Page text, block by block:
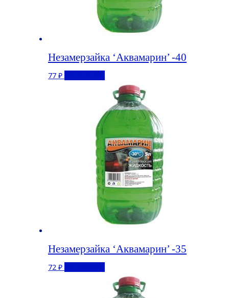
Незамерзайка ‘Аквамарин’ -40
77 ₽
Незамерзайка ‘Аквамарин’ -35
72 ₽